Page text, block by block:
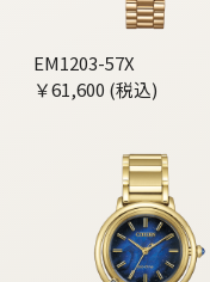
EM1203-57X
￥61,600 (税込)